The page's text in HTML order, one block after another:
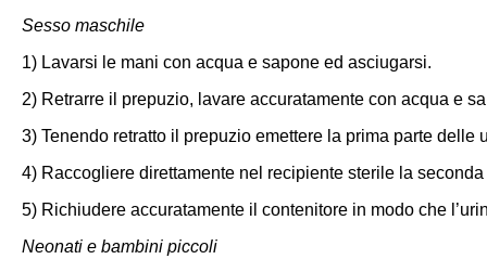
Sesso maschile
1) Lavarsi le mani con acqua e sapone ed asciugarsi.
2) Retrarre il prepuzio, lavare accuratamente con acqua e
3) Tenendo retratto il prepuzio emettere la prima parte delle
4) Raccogliere direttamente nel recipiente sterile la seconda
5) Richiudere accuratamente il contenitore in modo che
Neonati e bambini piccoli